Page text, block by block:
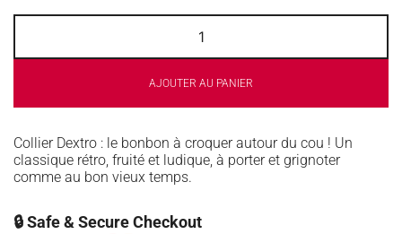
AJOUTER AU PANIER
Collier Dextro : le bonbon à croquer autour du cou ! Un
classique rétro, fruité et ludique, à porter et grignoter
comme au bon vieux temps.
🔒 Safe & Secure Checkout